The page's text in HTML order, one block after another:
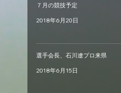
７月の競技予定
2018年6月20日
選手会長、石川遼プロ来県
2018年6月15日